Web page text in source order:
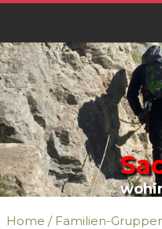
Home / Familien-